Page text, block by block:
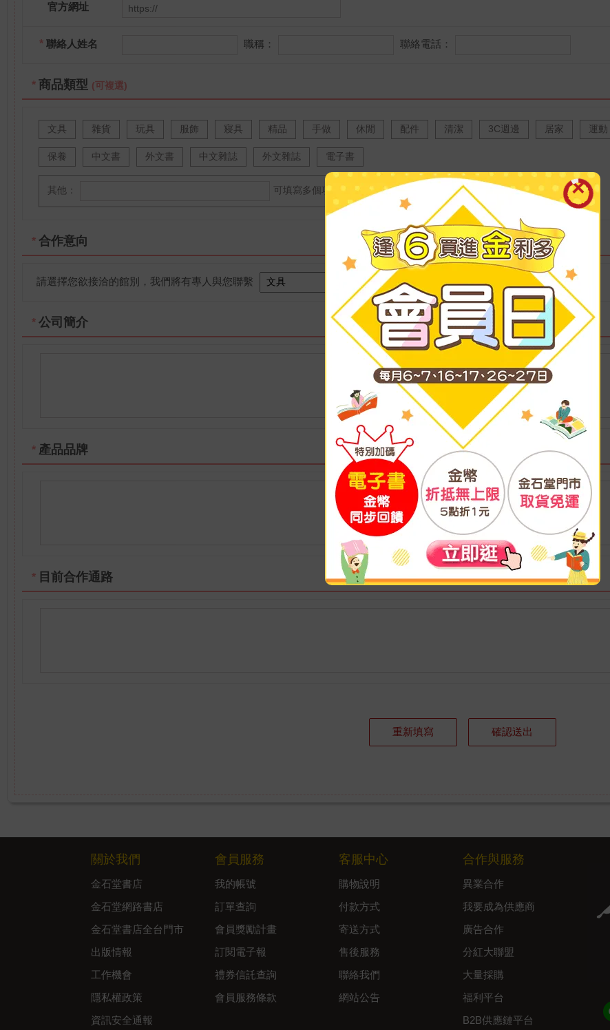
官方網址
* 聯絡人姓名 職稱： 聯絡電話：
* 商品類型 (可複選)
文具 雜貨 玩具 服飾 寢具 精品 手做 休閒 配件 清潔 3C週邊 居家 運動
保養 中文書 外文書 中文雜誌 外文雜誌 電子書
其他： 可填寫多個項目
* 合作意向
請選擇您欲接洽的館別，我們將有專人與您聯繫
* 公司簡介
* 產品品牌
* 目前合作通路
重新填寫 確認送出
關於我們
金石堂書店
金石堂網路書店
金石堂書店全台門市
出版情報
工作機會
隱私權政策
資訊安全通報
會員服務
我的帳號
訂單查詢
會員獎勵計畫
訂閱電子報
禮券信託查詢
會員服務條款
客服中心
購物說明
付款方式
寄送方式
售後服務
聯絡我們
網站公告
合作與服務
異業合作
我要成為供應商
廣告合作
分紅大聯盟
大量採購
福利平台
B2B供應鏈平台